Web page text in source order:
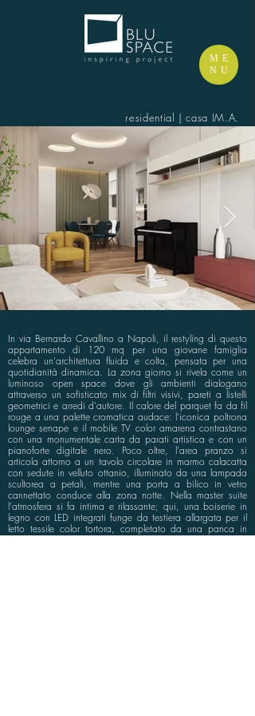
ME
NU
residential | casa IM.A.
In via Bernardo Cavallino a Napoli, il restyling di questo
appartamento di 120 mq per una giovane famiglia
celebra un'architettura fluida e colta, pensata per una
quotidianità dinamica. La zona giorno si rivela come un
luminoso open space dove gli ambienti dialogano
attraverso un sofisticato mix di filtri visivi, pareti a listelli
geometrici e arredi d'autore. Il calore del parquet fa da fil
rouge a una palette cromatica audace: l'iconica poltrona
lounge senape e il mobile TV color amarena contrastano
con una monumentale carta da parati artistica e con un
pianoforte digitale nero. Poco oltre, l'area pranzo si
articola attorno a un tavolo circolare in marmo calacatta
con sedute in velluto ottanio, illuminato da una lampada
scultorea a petali, mentre una porta a bilico in vetro
cannettato conduce alla zona notte. Nella master suite
l'atmosfera si fa intima e rilassante; qui, una boiserie in
legno con LED integrati funge da testiera allargata per il
letto tessile color tortora, completato da una panca in
velluto carta da zucchero. Il percorso progettuale culmina